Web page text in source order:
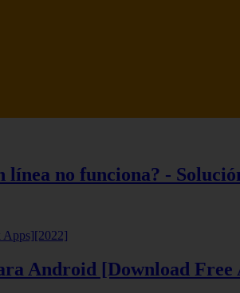
línea no funciona? -
Android [Download